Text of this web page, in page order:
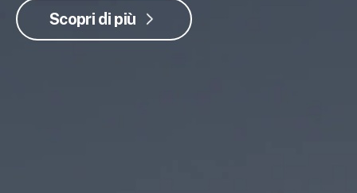
Scopri di più